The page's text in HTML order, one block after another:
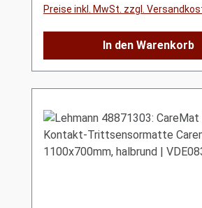
Preise inkl. MwSt. zzgl.
In den Warenkorb